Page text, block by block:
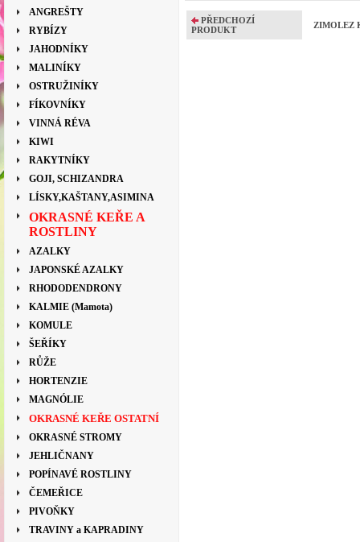
ANGREŠTY
RYBÍZY
JAHODNÍKY
MALINÍKY
OSTRUŽINÍKY
FÍKOVNÍKY
VINNÁ RÉVA
KIWI
RAKYTNÍKY
GOJI, SCHIZANDRA
LÍSKY,KAŠTANY,ASIMINA
OKRASNÉ KEŘE A
ROSTLINY
AZALKY
JAPONSKÉ AZALKY
RHODODENDRONY
KALMIE (Mamota)
KOMULE
ŠEŘÍKY
RŮŽE
HORTENZIE
MAGNÓLIE
OKRASNÉ KEŘE OSTATNÍ
OKRASNÉ STROMY
JEHLIČNANY
POPÍNAVÉ ROSTLINY
ČEMEŘICE
PIVOŇKY
TRAVINY a KAPRADINY
PŘEDCHOZÍ
PRODUKT
ZIMOLEZ